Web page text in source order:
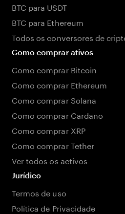
BTC para USDT
BTC para Ethereum
Todos os conversores de
Como comprar ativos
Como comprar Bitcoin
Como comprar Ethereum
Como comprar Solana
Como comprar Cardano
Como comprar XRP
Como comprar Tether
Ver todos os activos
Jurídico
Termos de uso
Política de Privacidade